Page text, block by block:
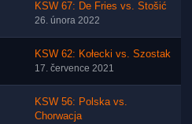
KSW 67: De Fries vs. Stošić
26. února 2022
KSW 62: Kołecki vs. Szostak
17. července 2021
KSW 56: Polska vs.
Chorwacja